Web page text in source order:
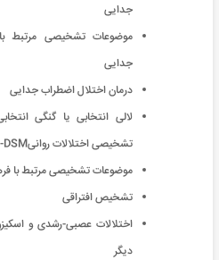
جدایی
موضوعات تشخیصی مرتبط
جدایی
درمان اختلال اضطراب جدایی
لالی انتخابی یا گنگی
تشخیصی اختلالات روانیDSM-
موضوعات تشخیصی مرتبط با
تشخیص افتراقی
اختلالات عصبی-رشدی و
دیگر